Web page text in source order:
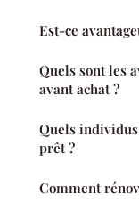
Est-ce
Quels sont les
avant achat ?
Quels
prêt ?
Comment